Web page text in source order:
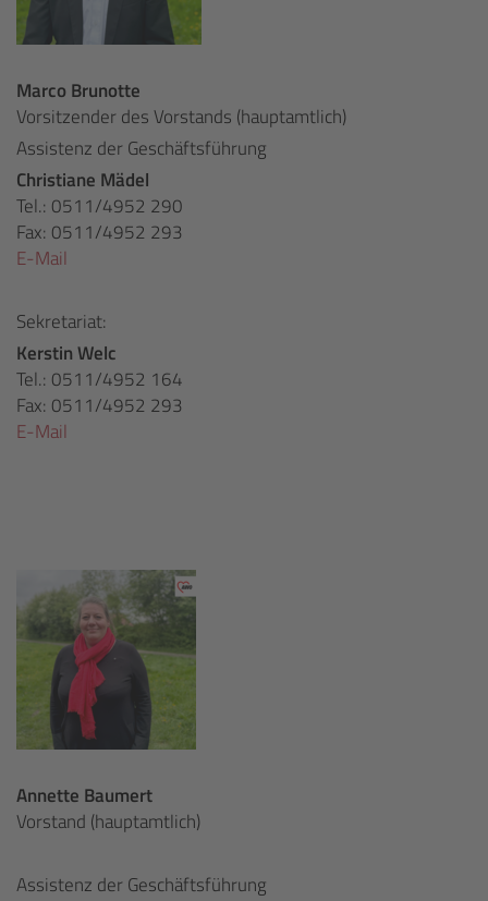
Marco Brunotte
Vorsitzender des Vorstands (hauptamtlich)
Assistenz der Geschäftsführung
Christiane Mädel
Tel.: 0511/4952 290
Fax: 0511/4952 293
E-Mail
Sekretariat:
Kerstin Welc
Tel.: 0511/4952 164
Fax: 0511/4952 293
E-Mail
Annette Baumert
Vorstand (hauptamtlich)
Assistenz der Geschäftsführung